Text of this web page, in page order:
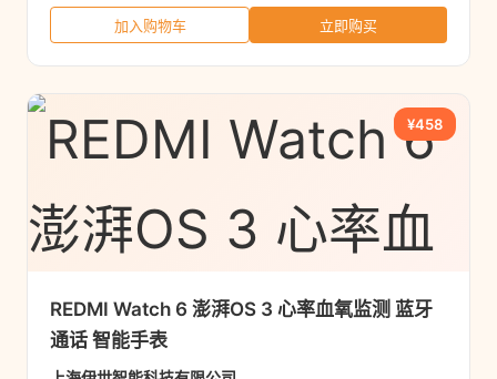
加入购物车 立即购买
¥458
REDMI Watch 6 澎湃OS 3 心率血氧监测 蓝牙
通话 智能手表